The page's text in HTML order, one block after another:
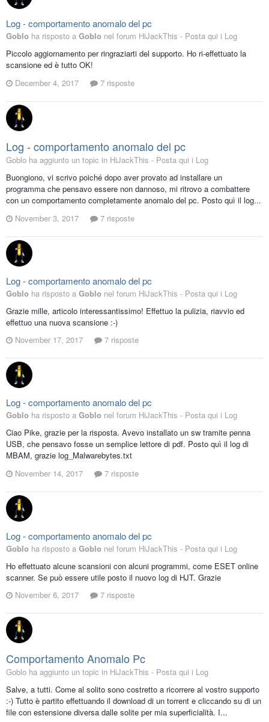
Log - comportamento anomalo del pc
Goblo ha risposto a Goblo nel forum HiJackThis - Posta qui i Log
Piccolo aggiornamento per ringraziarti del supporto. Ho ri-effettuato la
scansione ed è tutto OK!
December 4, 2017
7 risposte
Log - comportamento anomalo del pc
Goblo ha aggiunto un topic in HiJackThis - Posta qui i Log
Buongiono, vi scrivo poiché dopo aver provato ad installare un
programma che pensavo essere non dannoso, mi ritrovo a combattere
con un comportamento completamente anomalo del pc. Posto quì il log...
November 3, 2017
7 risposte
Log - comportamento anomalo del pc
Goblo ha risposto a Goblo nel forum HiJackThis - Posta qui i Log
Grazie mille, articolo interessantissimo! Effettuo la pulizia, riavvio ed
effettuo una nuova scansione :-)
November 17, 2017
7 risposte
Log - comportamento anomalo del pc
Goblo ha risposto a Goblo nel forum HiJackThis - Posta qui i Log
Ciao Pike, grazie per la risposta. Avevo installato un sw tramite penna
USB, che pensavo fosse un semplice lettore di pdf. Posto quì il log di
MBAM, grazie log_Malwarebytes.txt
November 14, 2017
7 risposte
Log - comportamento anomalo del pc
Goblo ha risposto a Goblo nel forum HiJackThis - Posta qui i Log
Ho effettuato alcune scansioni con alcuni programmi, come ESET online
scanner. Se può essere utile posto il nuovo log di HJT. Grazie
November 6, 2017
7 risposte
Comportamento Anomalo Pc
Goblo ha aggiunto un topic in HiJackThis - Posta qui i Log
Salve, a tutti. Come al solito sono costretto a ricorrere al vostro supporto
:-) Tutto è partito effettuando il download di un torrent e cliccando su di un
file con estensione diversa dalle solite per mia superficialità. I...